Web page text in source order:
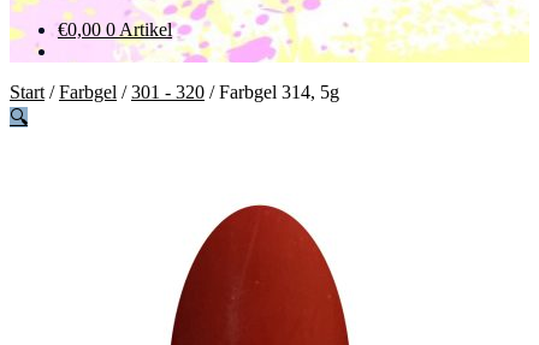
€0,00 0 Artikel
Start /Farbgel /301 - 320 /Farbgel 314, 5g
🔍